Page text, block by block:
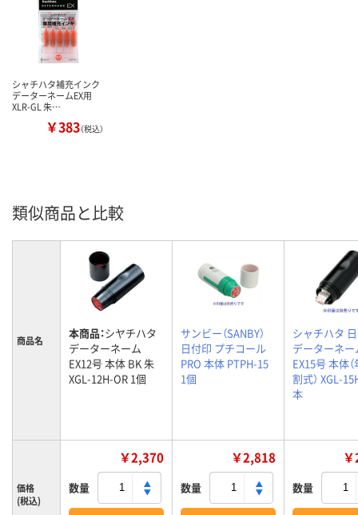
シャチハタ補充インク
データーネームEX用
XLR-GL 朱…
￥383（税込）
類似商品と比較
商品名 本商品：シヤチハタ
データーネーム
EX12号 本体 BK 朱
XGL-12H-OR 1個
サンビー（SANBY）
日付印 プチコール
PRO 本体 PTPH-15
1個
シャチハタ
データーネー
EX15号 本体
割式） XGL-
本
価格
(税込)
￥2,370
数量
￥2,818
数量 数量